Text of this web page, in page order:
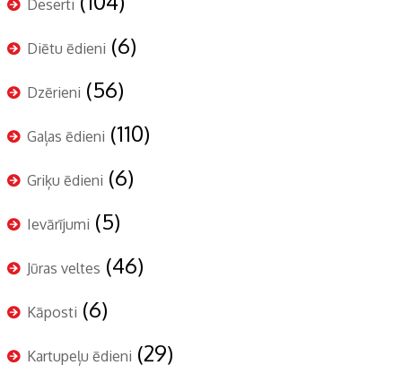
Deserti
Diētu ēdieni (6)
Dzērieni (56)
Gaļas ēdieni (110)
Griķu ēdieni (6)
Ievārījumi (5)
Jūras veltes (46)
Kāposti (6)
Kartupeļu ēdieni (29)